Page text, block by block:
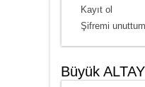
Kayıt ol
Şifremi
Büyük ALTAY